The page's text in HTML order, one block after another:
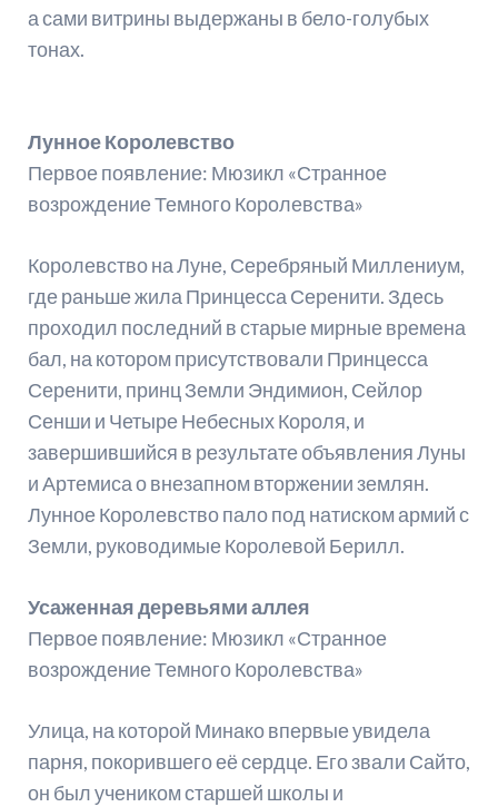
а сами витрины выдержаны в бело-голубых
тонах.
Лунное Королевство
Первое появление: Мюзикл «Странное
возрождение Темного Королевства»
Королевство на Луне, Серебряный Миллениум,
где раньше жила Принцесса Серенити. Здесь
проходил последний в старые мирные времена
бал, на котором присутствовали Принцесса
Серенити, принц Земли Эндимион, Сейлор
Сенши и Четыре Небесных Короля, и
завершившийся в результате объявления Луны
и Артемиса о внезапном вторжении землян.
Лунное Королевство пало под натиском армий с
Земли, руководимые Королевой Берилл.
Усаженная деревьями аллея
Первое появление: Мюзикл «Странное
возрождение Темного Королевства»
Улица, на которой Минако впервые увидела
парня, покорившего её сердце. Его звали Сайто,
он был учеником старшей школы и